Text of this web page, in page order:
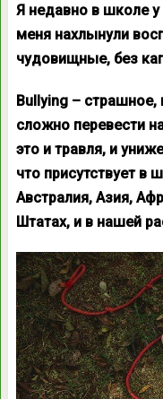
Я недавно в школе у
меня нахлынули
чудовищные, без
Bullying – страшное,
сложно перевести
это и травля, и
что присутствует в
Австралия, Азия,
Штатах, и в нашей